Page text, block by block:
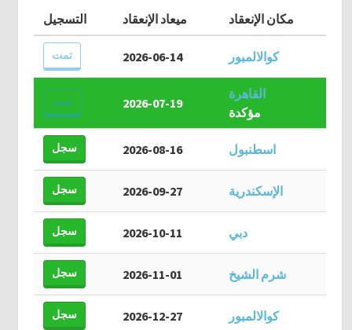
مكان الإنعقاد ميعاد الإنعقاد التسجيل
كوالالمبور 2026-06-14 تمت
القاهرة
مؤكدة
2026-07-19 تمت
اسطنبول 2026-08-16 سجل
الإسكندرية 2026-09-27 سجل
دبي 2026-10-11 سجل
شرم الشيخ 2026-11-01 سجل
كوالالمبور 2026-12-27 سجل